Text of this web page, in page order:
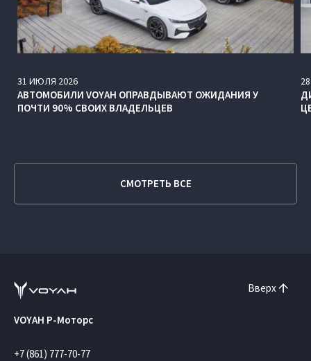
31 ИЮЛЯ 2026
АВТОМОБИЛИ VOYAH ОПРАВДЫВАЮТ ОЖИДАНИЯ У
ПОЧТИ 90% СВОИХ ВЛАДЕЛЬЦЕВ
28
СМОТРЕТЬ ВСЕ
Вверх
VOYAH Р-Моторс
+7 (861) 777-70-77